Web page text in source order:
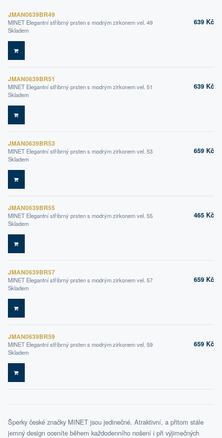
JMAN0639BR49
MINET Elegantní stříbrný prsten s modrým zirkonem vel. 49
Skladem
639 Kč
DO KOŠÍKU
JMAN0639BR51
MINET Elegantní stříbrný prsten s modrým zirkonem vel. 51
Skladem
639 Kč
DO KOŠÍKU
JMAN0639BR53
MINET Elegantní stříbrný prsten s modrým zirkonem vel. 53
Skladem
659 Kč
DO KOŠÍKU
JMAN0639BR55
MINET Elegantní stříbrný prsten s modrým zirkonem vel. 55
Skladem
465 Kč
DO KOŠÍKU
JMAN0639BR57
MINET Elegantní stříbrný prsten s modrým zirkonem vel. 57
Skladem
659 Kč
DO KOŠÍKU
JMAN0639BR59
MINET Elegantní stříbrný prsten s modrým zirkonem vel. 59
Skladem
659 Kč
DO KOŠÍKU
Šperky české značky MINET jsou jedinečné. Atraktivní, a přitom stále
jemný design oceníte během každodenního nošení i při výjimečných